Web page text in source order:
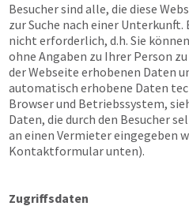
Besucher sind alle, die diese
zur Suche nach einer
nicht erforderlich, d.h. Sie
ohne Angaben zu Ihrer Person
der Webseite erhobenen Daten
automatisch erhobene Daten
Browser und Betriebssystem,
Daten, die durch den Besucher
an einen Vermieter eingegeben
Kontaktformular unten).
Zugriffsdaten